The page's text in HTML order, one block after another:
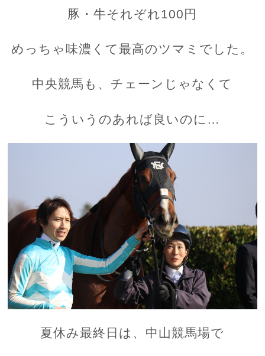
豚・牛それぞれ100円
めっちゃ味濃くて最高のツマミでした。
中央競馬も、チェーンじゃなくて
こういうのあれば良いのに…
夏休み最終日は、中山競馬場で